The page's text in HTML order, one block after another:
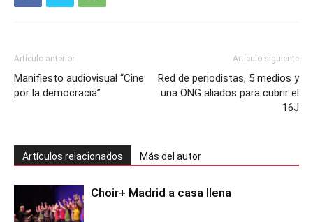
Artículo anterior
Manifiesto audiovisual “Cine
por la democracia”
Artículo siguiente
Red de periodistas, 5 medios y
una ONG aliados para cubrir el
16J
Artículos relacionados Más del autor
Choir+ Madrid a casa llena